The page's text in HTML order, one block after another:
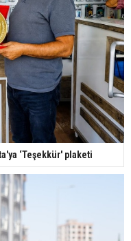
‘Teşekkür' plaketi